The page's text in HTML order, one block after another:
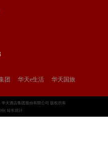
团 华天e生活
华天国旅
华天酒店集团股份有限公司 版权所有
份| 站长统计